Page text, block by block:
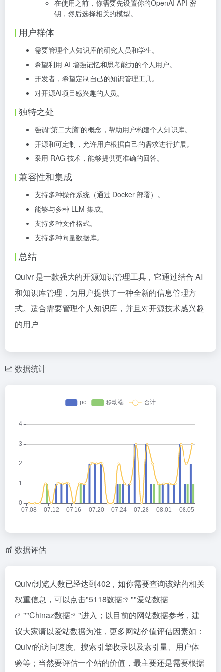
在使用之前，你需要先设置你的OpenAI API 密
钥，然后选择相关的模型。
用户群体
需要管理个人知识库的研究人员和学生。
希望利用 AI 增强记忆和思考能力的个人用户。
开发者，希望定制自己的知识管理工具。
对开源AI项目感兴趣的人员。
独特之处
强调“第二大脑”的概念，帮助用户构建个人知识库。
开源和可定制，允许用户根据自己的需求进行扩展。
采用 RAG 技术，能够提供更准确的回答。
兼容性和集成
支持多种操作系统（通过 Docker 部署）。
能够与多种 LLM 集成。
支持多种文件格式。
支持多种向量数据库。
总结
Quivr 是一款强大的开源知识管理工具，它通过结合 AI
和知识库管理，为用户提供了一种全新的信息管理方
式。适合需要管理个人知识库，并且对开源技术感兴趣
的用户
数据统计
数据评估
Quivr浏览人数已经达到402，如你需要查询该站的相关
权重信息，可以点击"5118数据 ""爱站数据
""Chinaz数据
"进入；以目前的网站数据参考，建
议大家请以爱站数据为准，更多网站价值评估因素如：
Quivr的访问速度、搜索引擎收录以及索引量、用户体
验等；当然要评估一个站的价值，最主要还是需要根据